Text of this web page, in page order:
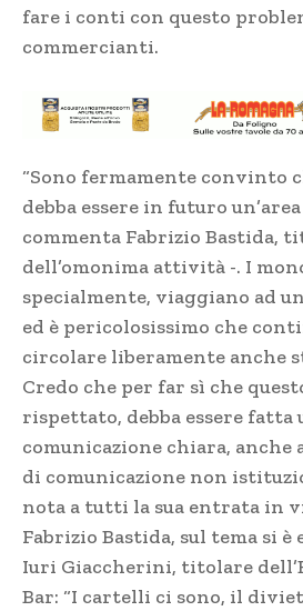
fare i conti con questo
commercianti.
“Sono fermamente convinto
debba essere in futuro
commenta Fabrizio Bastida,
dell’omonima attività -. I
specialmente, viaggiano ad
ed è pericolosissimo che
circolare liberamente anche
Credo che per far sì che
rispettato, debba essere fatta
comunicazione chiara,
di comunicazione non
nota a tutti la sua entrata in
Fabrizio Bastida, sul tema si è
Iuri Giaccherini, titolare
Bar: “I cartelli ci sono, il